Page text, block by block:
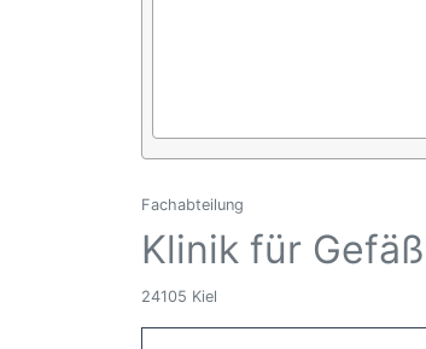
Fachabteilung
Klinik für
24105 Kiel